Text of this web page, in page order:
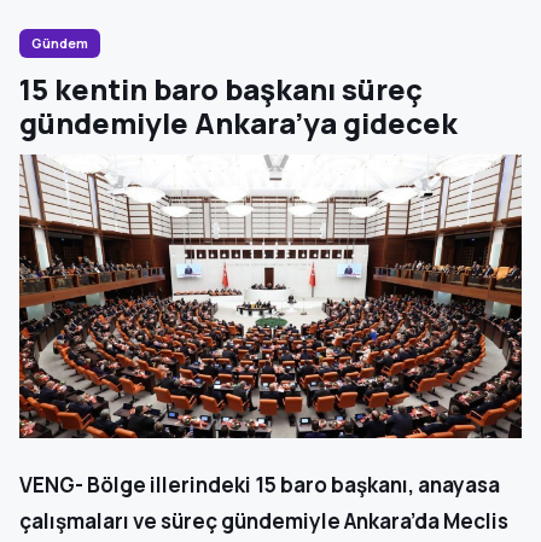
Gündem
15 kentin baro başkanı süreç
gündemiyle Ankara’ya gidecek
VENG- Bölge illerindeki 15 baro başkanı, anayasa
çalışmaları ve süreç gündemiyle Ankara’da Meclis